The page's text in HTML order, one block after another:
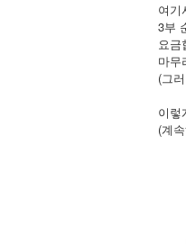
여기
3부
요금
마무
(그
이렇
(계